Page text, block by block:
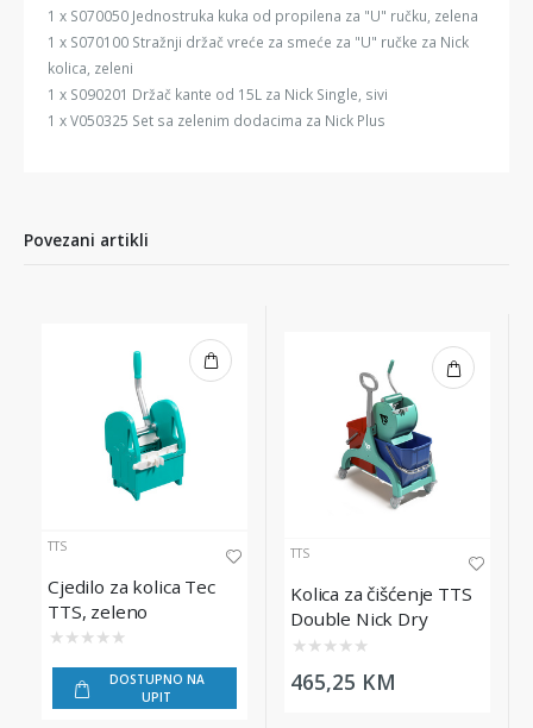
1 x S070050 Jednostruka kuka od propilena za "U" ručku, zelena
1 x S070100 Stražnji držač vreće za smeće za "U" ručke za Nick
kolica, zeleni
1 x S090201 Držač kante od 15L za Nick Single, sivi
1 x V050325 Set sa zelenim dodacima za Nick Plus
Povezani artikli
TTS
Cjedilo za kolica Tec
TTS, zeleno
★ ★ ★ ★ ★
DOSTUPNO NA
UPIT
TTS
Kolica za čišćenje TTS
Double Nick Dry
★ ★ ★ ★ ★
465,25 KM